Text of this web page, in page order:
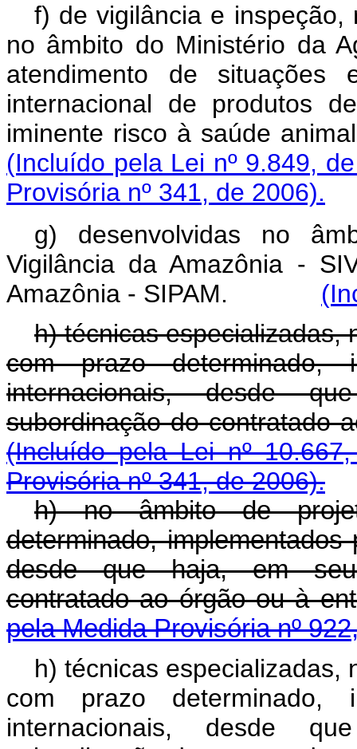
f) de vigilância e inspeção,
no âmbito do Ministério da
atendimento de situações
internacional de produtos
iminente risco à
(Incluído pela Lei nº 9.849,
Provisória nº 341, de 2006).
g) desenvolvidas no
Vigilância da Amazônia -
Amazônia - SIPAM.
h) técnicas especializadas,
com prazo determinado,
internacionais, desde
subordinação do
(Incluído pela Lei nº
Provisória nº 341, de 2006).
h) no âmbito de
determinado,
desde que haja, em seu
contratado ao órgão ou à
pela Medida Provisória nº
h) técnicas especializadas,
com prazo determinado,
internacionais, desde